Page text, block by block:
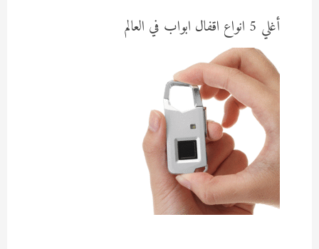
أغلي 5 انواع اقفال ابواب في العالم